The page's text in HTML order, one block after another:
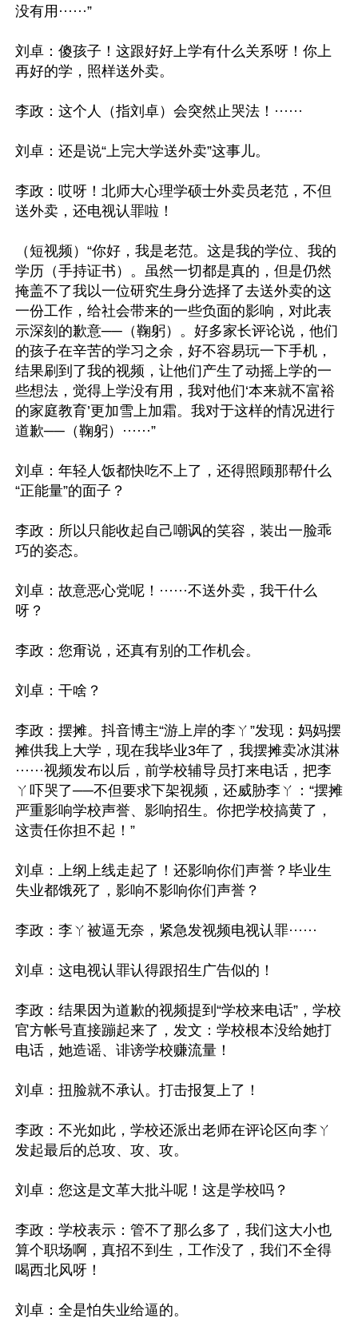
没有用······”
刘卓：傻孩子！这跟好好上学有什么关系呀！你上
再好的学，照样送外卖。
李政：这个人（指刘卓）会突然止哭法！······
刘卓：还是说“上完大学送外卖”这事儿。
李政：哎呀！北师大心理学硕士外卖员老范，不但
送外卖，还电视认罪啦！
（短视频）“你好，我是老范。这是我的学位、我的
学历（手持证书）。虽然一切都是真的，但是仍然
掩盖不了我以一位研究生身分选择了去送外卖的这
一份工作，给社会带来的一些负面的影响，对此表
示深刻的歉意──（鞠躬）。好多家长评论说，他们
的孩子在辛苦的学习之余，好不容易玩一下手机，
结果刷到了我的视频，让他们产生了动摇上学的一
些想法，觉得上学没有用，我对他们‘本来就不富裕
的家庭教育’更加雪上加霜。我对于这样的情况进行
道歉──（鞠躬）······”
刘卓：年轻人饭都快吃不上了，还得照顾那帮什么
“正能量”的面子？
李政：所以只能收起自己嘲讽的笑容，装出一脸乖
巧的姿态。
刘卓：故意恶心党呢！······不送外卖，我干什么
呀？
李政：您甭说，还真有别的工作机会。
刘卓：干啥？
李政：摆摊。抖音博主“游上岸的李ㄚ”发现：妈妈摆
摊供我上大学，现在我毕业3年了，我摆摊卖冰淇淋
······视频发布以后，前学校辅导员打来电话，把李
ㄚ吓哭了──不但要求下架视频，还威胁李ㄚ：“摆摊
严重影响学校声誉、影响招生。你把学校搞黄了，
这责任你担不起！”
刘卓：上纲上线走起了！还影响你们声誉？毕业生
失业都饿死了，影响不影响你们声誉？
李政：李ㄚ被逼无奈，紧急发视频电视认罪······
刘卓：这电视认罪认得跟招生广告似的！
李政：结果因为道歉的视频提到“学校来电话”，学校
官方帐号直接蹦起来了，发文：学校根本没给她打
电话，她造谣、诽谤学校赚流量！
刘卓：扭脸就不承认。打击报复上了！
李政：不光如此，学校还派出老师在评论区向李ㄚ
发起最后的总攻、攻、攻。
刘卓：您这是文革大批斗呢！这是学校吗？
李政：学校表示：管不了那么多了，我们这大小也
算个职场啊，真招不到生，工作没了，我们不全得
喝西北风呀！
刘卓：全是怕失业给逼的。